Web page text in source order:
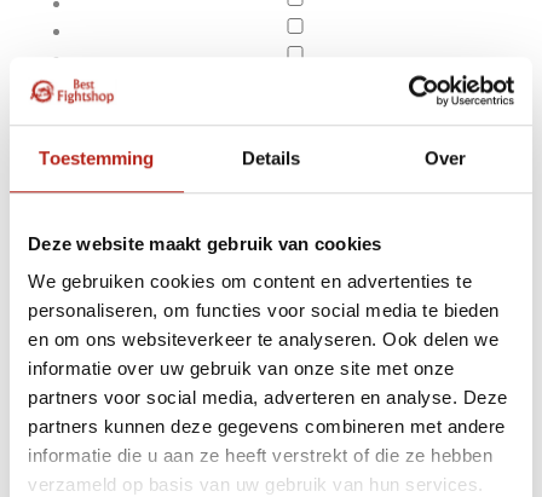
Toestemming Details Over
Deze website maakt gebruik van cookies
We gebruiken cookies om content en advertenties te
personaliseren, om functies voor social media te bieden
en om ons websiteverkeer te analyseren. Ook delen we
informatie over uw gebruik van onze site met onze
partners voor social media, adverteren en analyse. Deze
partners kunnen deze gegevens combineren met andere
informatie die u aan ze heeft verstrekt of die ze hebben
verzameld op basis van uw gebruik van hun services.
Apply filters Opbergtas / draagtas Bo
Producten
Filter